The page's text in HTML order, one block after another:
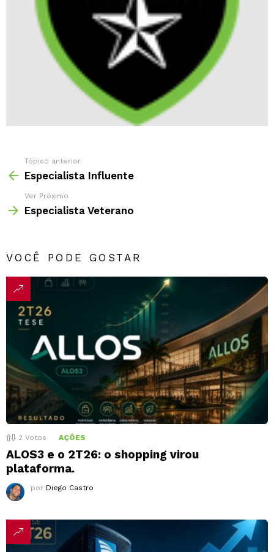
Tópico anterior
Especialista Influente
Ver Próximo
Especialista Veterano
VOCÊ PODE GOSTAR
2 Votos AÇÕES
ALOS3 e o 2T26: o shopping virou
plataforma.
por Diego Castro